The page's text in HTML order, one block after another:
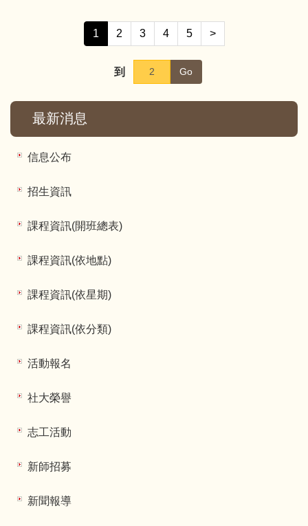
1 2 3 4 5 >
到 Go
最新消息
信息公布
招生資訊
課程資訊(開班總表)
課程資訊(依地點)
課程資訊(依星期)
課程資訊(依分類)
活動報名
社大榮譽
志工活動
新師招募
新聞報導